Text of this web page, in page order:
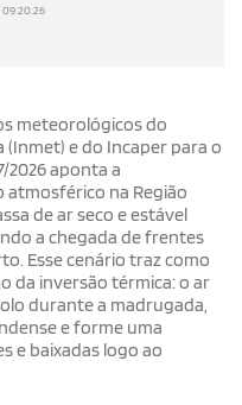
meteorológicos do
e do Incaper para o
2026 aponta a
na Região
de ar seco e estável
a chegada de frentes
Esse cenário traz como
da inversão térmica: o ar
durante a madrugada,
e forme uma
e baixadas logo ao